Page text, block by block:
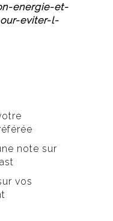
energie-et-
eviter-l-
note sur
vos